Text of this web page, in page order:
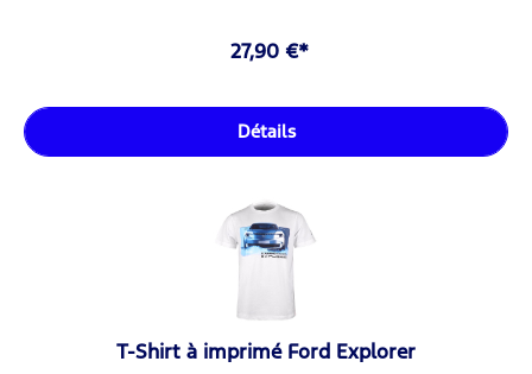
27,90 €*
Détails
T-Shirt à imprimé Ford Explorer